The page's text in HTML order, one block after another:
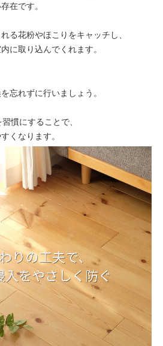
在です。
る花粉やほこりをキャッチし、
に取り込んでくれます。
忘れずに行いましょう。
慣にすることで、
くなります。